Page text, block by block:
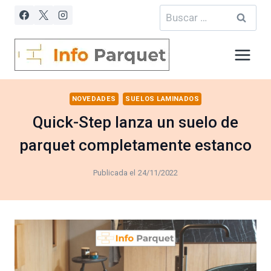
Saltar
contenido
Buscar:
NOVEDADES SUELOS LAMINADOS
Quick-Step lanza un suelo de
parquet completamente estanco
Publicada el 24/11/2022